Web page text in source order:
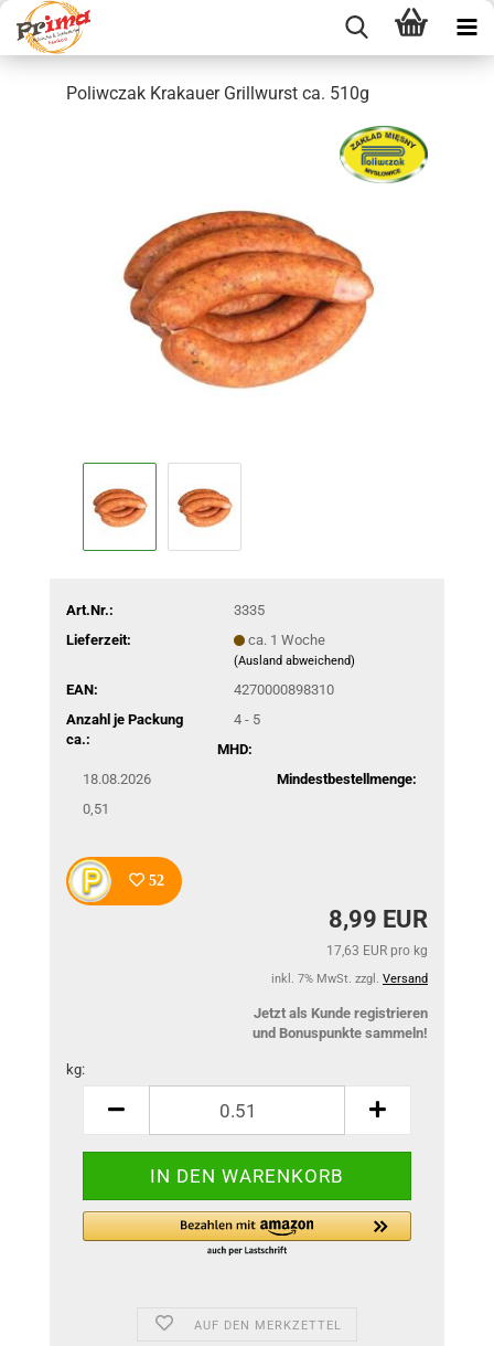
Poliwczak Krakauer Grillwurst ca. 510g
Art.Nr.:
3335
Lieferzeit:
ca. 1 Woche
(Ausland abweichend)
EAN:
4270000898310
Anzahl je Packung
ca.:
4 - 5
MHD:
18.08.2026
Mindestbestellmenge:
0,51
52
8,99 EUR
17,63 EUR pro kg
inkl. 7% MwSt. zzgl. Versand
Jetzt als Kunde registrieren
und Bonuspunkte sammeln!
kg:
AUF DEN MERKZETTEL